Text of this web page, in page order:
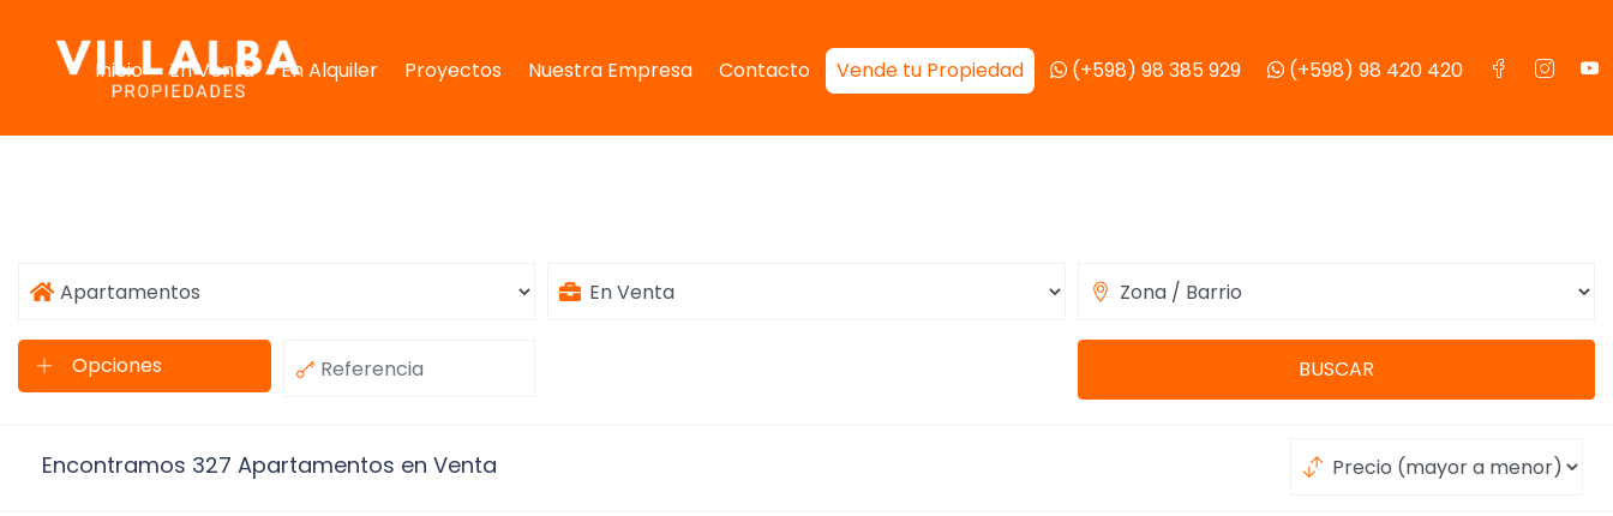
Inicio En Venta En Alquiler Proyectos Nuestra Empresa Contacto Vende tu Propiedad (+598) 98 385 929 (+598) 98 420 420
BUSCAR
Encontramos 327 Apartamentos en Venta